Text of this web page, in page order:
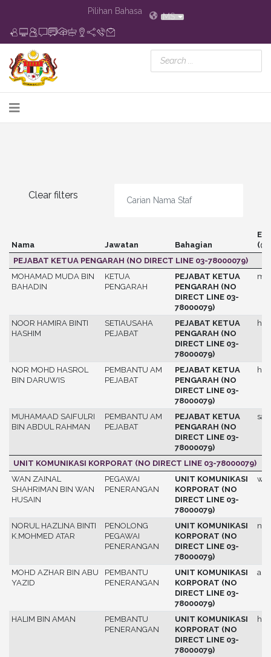
Pilihan Bahasa
MS
Clear filters
Nama Jawatan Bahagian
PEJABAT KETUA PENGARAH (NO DIRECT LINE 03-78000079)
MOHAMAD MUDA BIN
BAHADIN
KETUA
PENGARAH
PEJABAT KETUA
PENGARAH (NO
DIRECT LINE 03-
78000079)
NOOR HAMIRA BINTI
HASHIM
SETIAUSAHA
PEJABAT
PEJABAT KETUA
PENGARAH (NO
DIRECT LINE 03-
78000079)
NOR MOHD HASROL
BIN DARUWIS
PEMBANTU AM
PEJABAT
PEJABAT KETUA
PENGARAH (NO
DIRECT LINE 03-
78000079)
MUHAMAAD SAIFULRI
BIN ABDUL RAHMAN
PEMBANTU AM
PEJABAT
PEJABAT KETUA
PENGARAH (NO
DIRECT LINE 03-
78000079)
UNIT KOMUNIKASI KORPORAT (NO DIRECT LINE 03-78000079)
WAN ZAINAL
SHAHRIMAN BIN WAN
HUSAIN
PEGAWAI
PENERANGAN
UNIT KOMUNIKASI
KORPORAT (NO
DIRECT LINE 03-
78000079)
NORUL HAZLINA BINTI
K.MOHMED ATAR
PENOLONG
PEGAWAI
PENERANGAN
UNIT KOMUNIKASI
KORPORAT (NO
DIRECT LINE 03-
78000079)
MOHD AZHAR BIN ABU
YAZID
PEMBANTU
PENERANGAN
UNIT KOMUNIKASI
KORPORAT (NO
DIRECT LINE 03-
78000079)
HALIM BIN AMAN
PEMBANTU
PENERANGAN
UNIT KOMUNIKASI
KORPORAT (NO
DIRECT LINE 03-
78000079)